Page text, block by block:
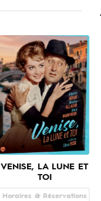
VENISE, LA LUNE ET
TOI
Horaires & Réservations